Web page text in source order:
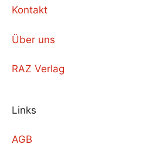
Kontakt
Über uns
RAZ Verlag
Links
AGB